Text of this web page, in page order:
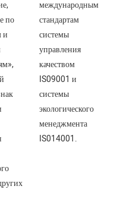
по
и
международным
стандартам
системы
управления
качеством
IS09001 и
системы
экологического
менеджмента
IS014001.